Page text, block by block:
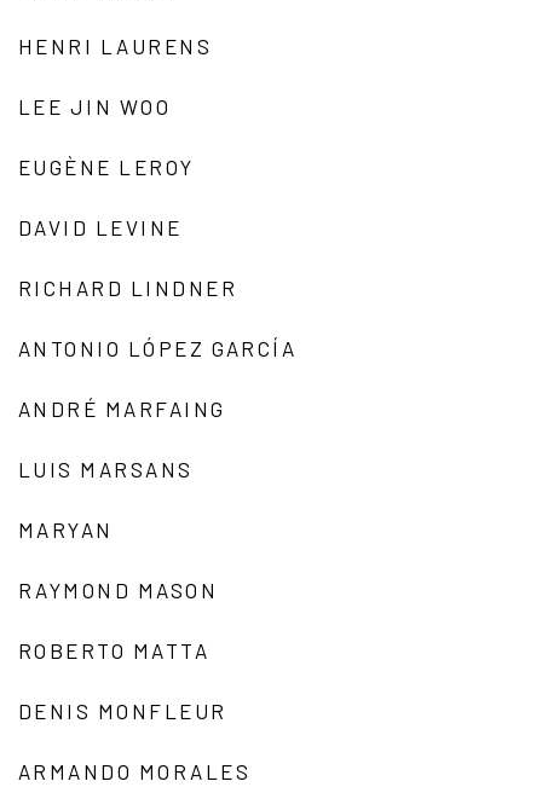
HENRI LAURENS
LEE JIN WOO
EUGÈNE LEROY
DAVID LEVINE
RICHARD LINDNER
ANTONIO LÓPEZ GARCÍA
ANDRÉ MARFAING
LUIS MARSANS
MARYAN
RAYMOND MASON
ROBERTO MATTA
DENIS MONFLEUR
ARMANDO MORALES